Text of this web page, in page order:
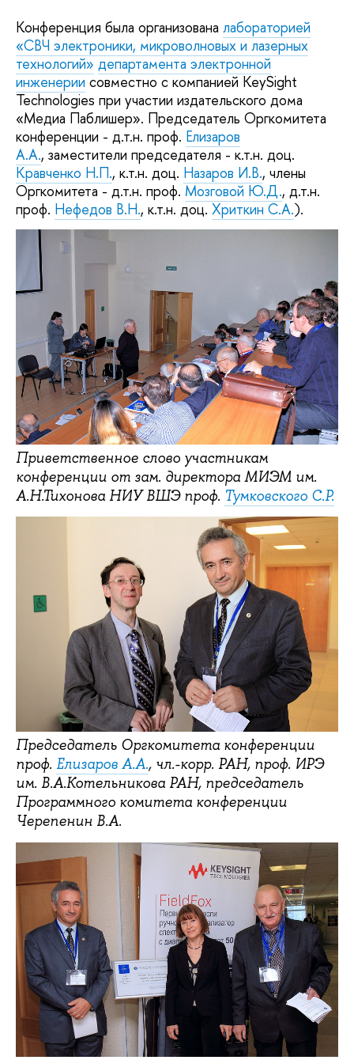
Конференция была организована лабораторией
«СВЧ электроники, микроволновых и лазерных
технологий» департамента электронной
инженерии совместно с компанией KeySight
Technologies при участии издательского дома
«Медиа Паблишер». Председатель Оргкомитета
конференции - д.т.н. проф. Елизаров
А.А., заместители председателя - к.т.н. доц.
Кравченко Н.П., к.т.н. доц. Назаров И.В., члены
Оргкомитета - д.т.н. проф. Мозговой Ю.Д., д.т.н.
проф. Нефедов В.Н., к.т.н. доц. Хриткин С.А.).
Приветственное слово участникам
конференции от зам. директора МИЭМ им.
А.Н.Тихонова НИУ ВШЭ проф. Тумковского С.Р.
Председатель Оргкомитета конференции
проф. Елизаров А.А., чл.-корр. РАН, проф. ИРЭ
им. В.А.Котельникова РАН, председатель
Программного комитета конференции
Черепенин В.А.